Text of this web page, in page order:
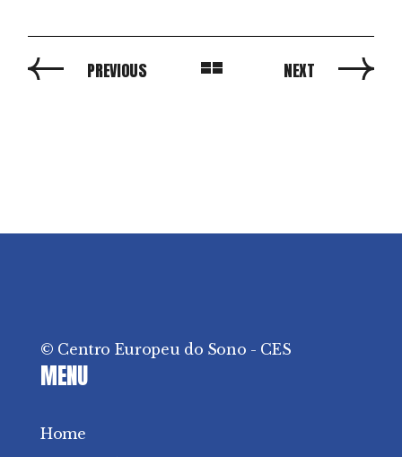
PREVIOUS NEXT
© Centro Europeu do Sono - CES
MENU
Home